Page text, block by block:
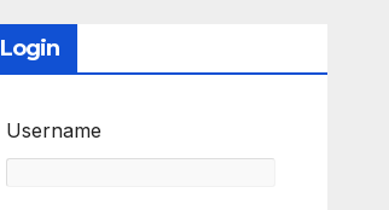
Login
Username